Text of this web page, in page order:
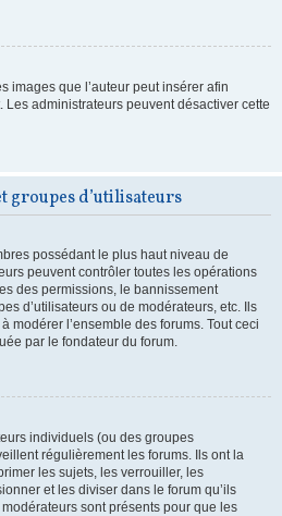
images que l’auteur peut insérer afin
Les administrateurs peuvent désactiver cette
groupes d’utilisateurs
possédant le plus haut niveau de
peuvent contrôler toutes les opérations
des permissions, le bannissement
d’utilisateurs ou de modérateurs, etc. Ils
modérer l’ensemble des forums. Tout ceci
par le fondateur du forum.
individuels (ou des groupes
régulièrement les forums. Ils ont la
les sujets, les verrouiller, les
et les diviser dans le forum qu’ils
sont présents pour que les